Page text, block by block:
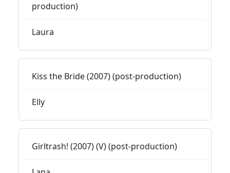
production)
Laura
Kiss the Bride (2007) (post-production)
Elly
Girltrash! (2007) (V) (post-production)